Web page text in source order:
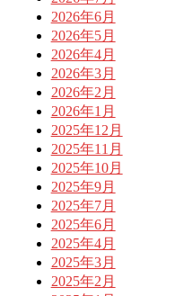
2026年6月
2026年5月
2026年4月
2026年3月
2026年2月
2026年1月
2025年12月
2025年11月
2025年10月
2025年9月
2025年7月
2025年6月
2025年4月
2025年3月
2025年2月